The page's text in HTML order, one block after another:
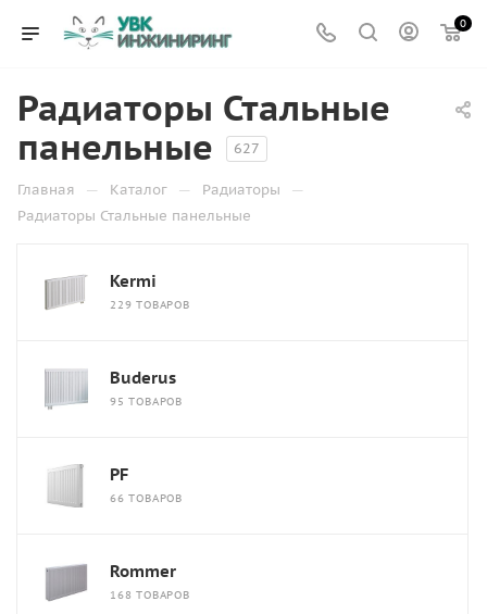
0
Радиаторы Стальные
панельные
627
Главная — Каталог — Радиаторы —
Радиаторы Стальные панельные
Kermi
229 ТОВАРОВ
Buderus
95 ТОВАРОВ
PF
66 ТОВАРОВ
Rommer
168 ТОВАРОВ